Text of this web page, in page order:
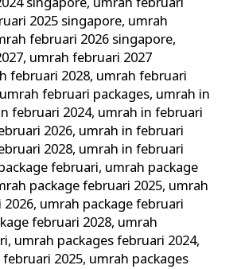
singapore, umrah februari
2025 singapore, umrah
februari 2026 singapore,
, umrah februari 2027
februari 2028, umrah februari
umrah februari packages, umrah in
februari 2024, umrah in februari
2026, umrah in februari
2028, umrah in februari
februari, umrah package
package februari 2025, umrah
2026, umrah package februari
februari 2028, umrah
, umrah packages februari 2024,
2025, umrah packages